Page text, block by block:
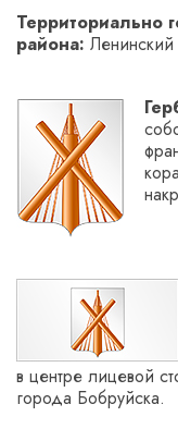
Территориально
района:
в центре лицевой
города Бобруйска.